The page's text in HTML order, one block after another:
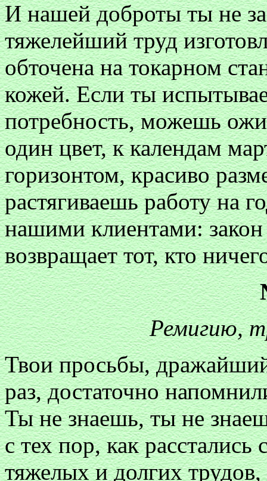
И нашей доброты ты не
тяжелейший труд
обточена на токарном
кожей. Если ты
потребность, можешь
один цвет, к календам
горизонтом, красиво
растягиваешь работу на
нашими клиентами: закон
возвращает тот, кто
Ремигию,
Твои просьбы,
раз, достаточно
Ты не знаешь, ты не
с тех пор, как
тяжелых и долгих трудов,